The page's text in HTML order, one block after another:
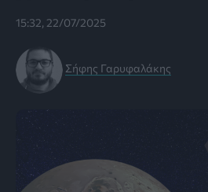
15:32, 22/07/2025
Σήφης Γαρυφαλάκης